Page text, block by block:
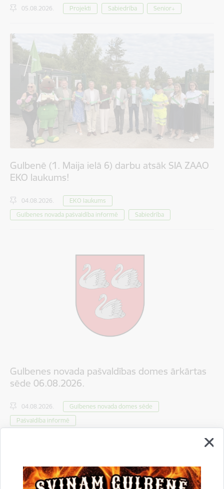
05.08.2026. Projekti Sabiedrība Senior+
Gulbenē (1. Maija ielā 6) darbu atsāk SIA ZAAO
EKO laukums!
04.08.2026.
EKO laukums
Gulbenes novada pašvaldība informē
Sabiedrība
Gulbenes novada pašvaldības domes ārkārtas
sēde 06.08.2026.
04.08.2026.
Gulbenes novada domes sēde
Pašvaldība informē